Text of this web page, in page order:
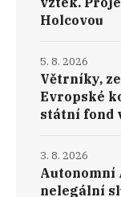
Holcovou
Větrníky,
Evropské
státní fond
5. 8. 2026
Autonomní
nelegální
3. 8. 2026